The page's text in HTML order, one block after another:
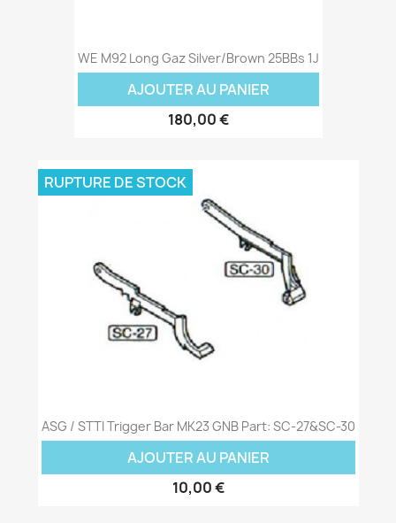
WE M92 Long Gaz Silver/Brown 25BBs 1J
AJOUTER AU PANIER
180,00 €
ASG / STTI Trigger Bar MK23 GNB Part: SC-27&SC-30
AJOUTER AU PANIER
10,00 €
RUPTURE DE STOCK